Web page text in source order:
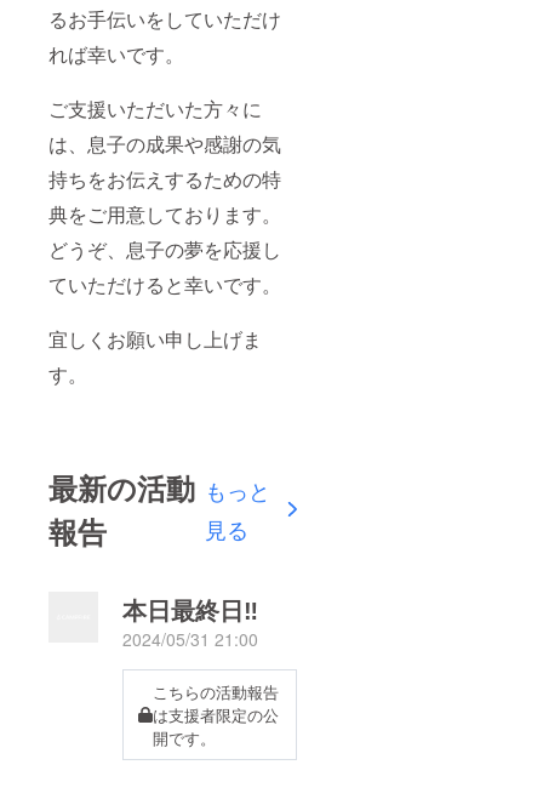
るお手伝いをしていただけ
れば幸いです。
ご支援いただいた方々に
は、息子の成果や感謝の気
持ちをお伝えするための特
典をご用意しております。
どうぞ、息子の夢を応援し
ていただけると幸いです。
宜しくお願い申し上げま
す。
最新の活動
報告
もっと
見る
本日最終日‼︎
2024/05/31 21:00
こちらの活動報告
は支援者限定の公
開です。